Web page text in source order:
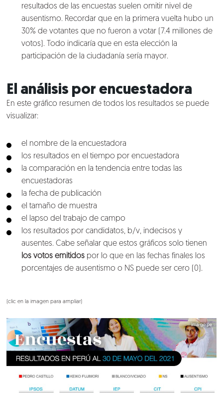
resultados de las encuestas suelen omitir nivel de
ausentismo. Recordar que en la primera vuelta hubo un
30% de votantes que no fueron a votar (7.4 millones de
votos). Todo indicaría que en esta elección la
participación de la ciudadanía sería mayor.
El análisis por encuestadora
En este gráfico resumen de todos los resultados se puede
visualizar:
el nombre de la encuestadora
los resultados en el tiempo por encuestadora
la comparación en la tendencia entre todas las
encuestadoras
la fecha de publicación
el tamaño de muestra
el lapso del trabajo de campo
los resultados por candidatos, b/v, indecisos y
ausentes. Cabe señalar que estos gráficos solo tienen
los votos emitidos por lo que en las fechas finales los
porcentajes de ausentismo o NS puede ser cero (0).
(clic en la imagen para ampliar)